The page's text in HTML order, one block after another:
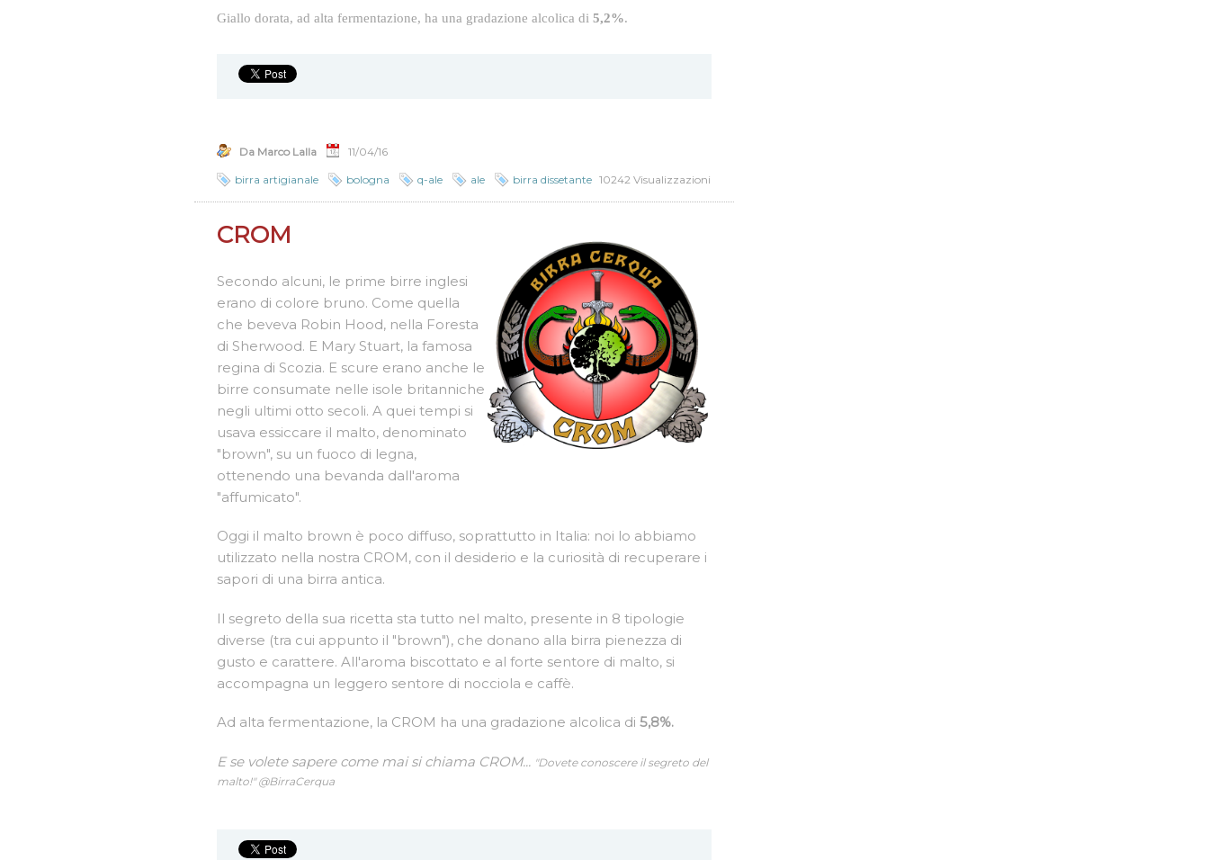
Giallo dorata, ad alta fermentazione, ha una gradazione alcolica di 5,2%.
Da Marco Lalla 11/04/16
birra artigianale bologna q-ale ale birra dissetante 10242 Visualizzazioni
CROM
Secondo alcuni, le prime birre inglesi
erano di colore bruno. Come quella
che beveva Robin Hood, nella Foresta
di Sherwood. E Mary Stuart, la famosa
regina di Scozia. E scure erano anche le
birre consumate nelle isole britanniche
negli ultimi otto secoli. A quei tempi si
usava essiccare il malto, denominato
"brown", su un fuoco di legna,
ottenendo una bevanda dall'aroma
"affumicato".
Oggi il malto brown è poco diffuso, soprattutto in Italia: noi lo abbiamo
utilizzato nella nostra CROM, con il desiderio e la curiosità di recuperare i
sapori di una birra antica.
Il segreto della sua ricetta sta tutto nel malto, presente in 8 tipologie
diverse (tra cui appunto il "brown"), che donano alla birra pienezza di
gusto e carattere. All'aroma biscottato e al forte sentore di malto, si
accompagna un leggero sentore di nocciola e caffè.
Ad alta fermentazione, la CROM ha una gradazione alcolica di 5,8%.
E se volete sapere come mai si chiama CROM... "Dovete conoscere il segreto del
malto!" @BirraCerqua